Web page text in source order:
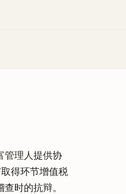
管理人提供协
得环节增值税
时的抗辩。